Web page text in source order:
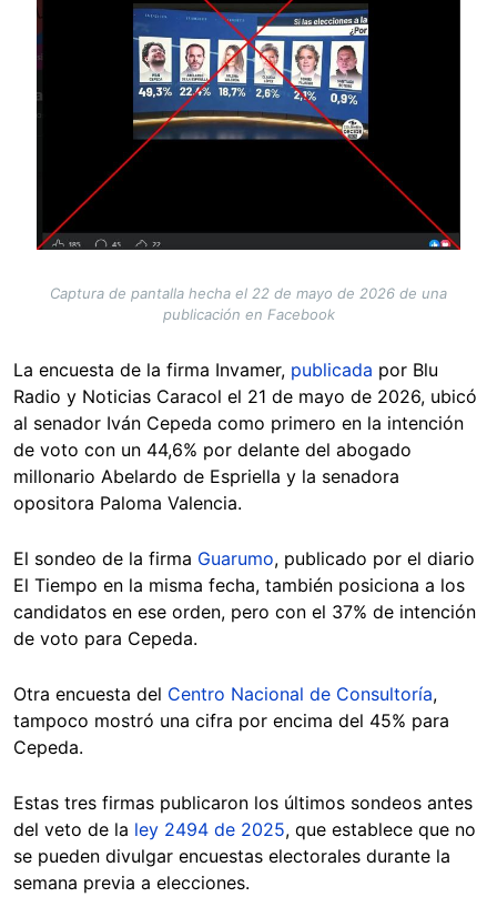
Captura de pantalla hecha el 22 de mayo de 2026 de una
publicación en Facebook
La encuesta de la firma Invamer, publicada por Blu
Radio y Noticias Caracol el 21 de mayo de 2026, ubicó
al senador Iván Cepeda como primero en la intención
de voto con un 44,6% por delante del abogado
millonario Abelardo de Espriella y la senadora
opositora Paloma Valencia.
El sondeo de la firma Guarumo, publicado por el diario
El Tiempo en la misma fecha, también posiciona a los
candidatos en ese orden, pero con el 37% de intención
de voto para Cepeda.
Otra encuesta del Centro Nacional de Consultoría,
tampoco mostró una cifra por encima del 45% para
Cepeda.
Estas tres firmas publicaron los últimos sondeos antes
del veto de la ley 2494 de 2025, que establece que no
se pueden divulgar encuestas electorales durante la
semana previa a elecciones.